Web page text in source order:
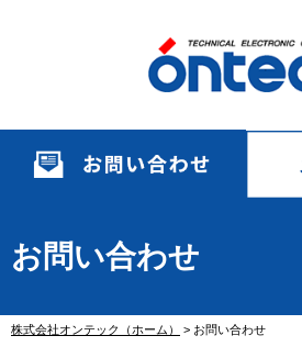
お問い合わせ
株式会社オンテック（ホーム） > お問い合わせ